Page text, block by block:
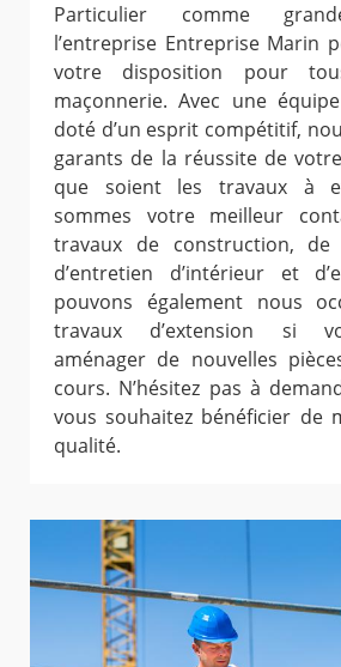
Particulier comme
l’entreprise Entreprise Marin
votre disposition pour
maçonnerie. Avec une
doté d’un esprit compétitif,
garants de la réussite de
que soient les travaux à
sommes votre meilleur
travaux de construction,
d’entretien d’intérieur et
pouvons également nous
travaux d’extension si
aménager de nouvelles
cours. N’hésitez pas à
vous souhaitez bénéficier de
qualité.